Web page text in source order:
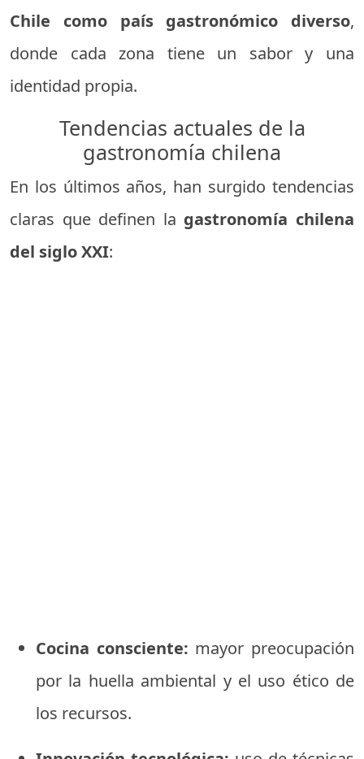
Chile como país gastronómico diverso,
donde cada zona tiene un sabor y una
identidad propia.
Tendencias actuales de la
gastronomía chilena
En los últimos años, han surgido tendencias
claras que definen la gastronomía chilena
del siglo XXI:
Cocina consciente: mayor preocupación
por la huella ambiental y el uso ético de
los recursos.